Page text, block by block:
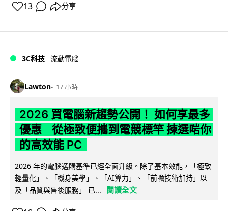
13 分享
3C科技 流動電腦
Lawton 17 小時
2026 買電腦新趨勢公開！ 如何享最多
優惠 從極致便攜到電競標竿 揀選啱你
的高效能 PC
2026 年的電腦選購基準已經全面升級。除了基本效能，「極致
輕量化」、「機身美學」、「AI算力」、「前瞻技術加持」以
及「品質與售後服務」 已...
閱讀全文